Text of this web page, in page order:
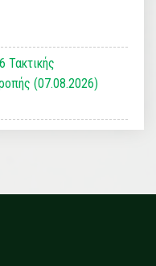
Τακτικής
(07.08.2026)